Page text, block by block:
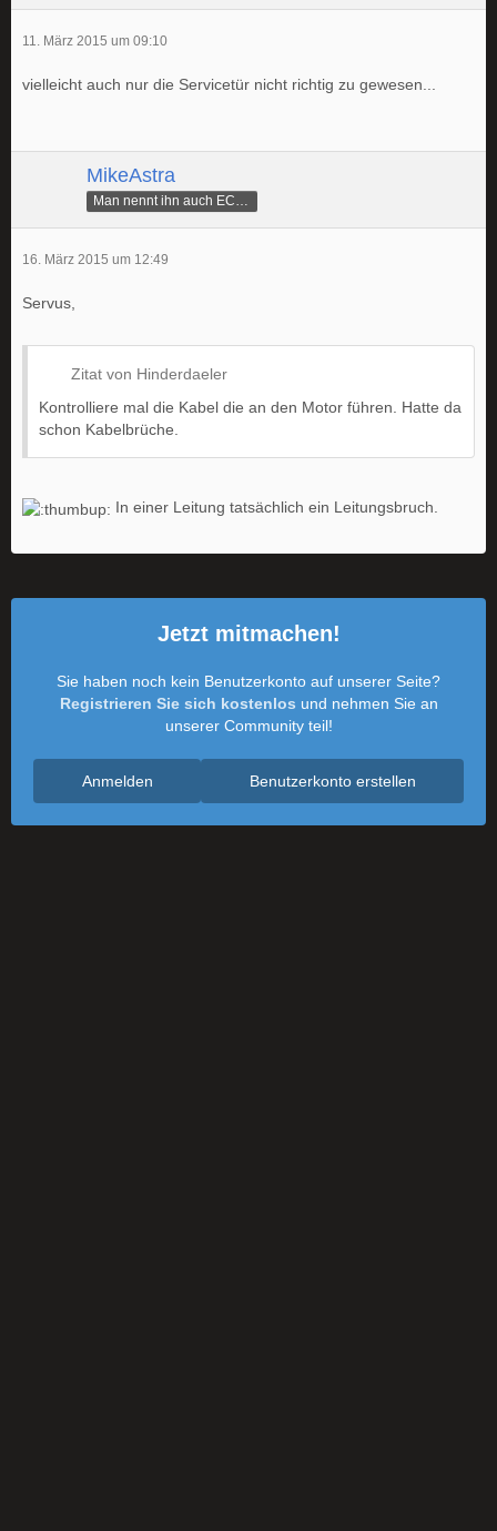
11. März 2015 um 09:10
vielleicht auch nur die Servicetür nicht richtig zu gewesen...
MikeAstra
Man nennt ihn auch ECAMike
16. März 2015 um 12:49
Servus,
Zitat von Hinderdaeler
Kontrolliere mal die Kabel die an den Motor führen. Hatte da
schon Kabelbrüche.
In einer Leitung tatsächlich ein Leitungsbruch.
Jetzt mitmachen!
Sie haben noch kein Benutzerkonto auf unserer Seite?
Registrieren Sie sich kostenlos und nehmen Sie an
unserer Community teil!
Benutzerkonto erstellen
Anmelden